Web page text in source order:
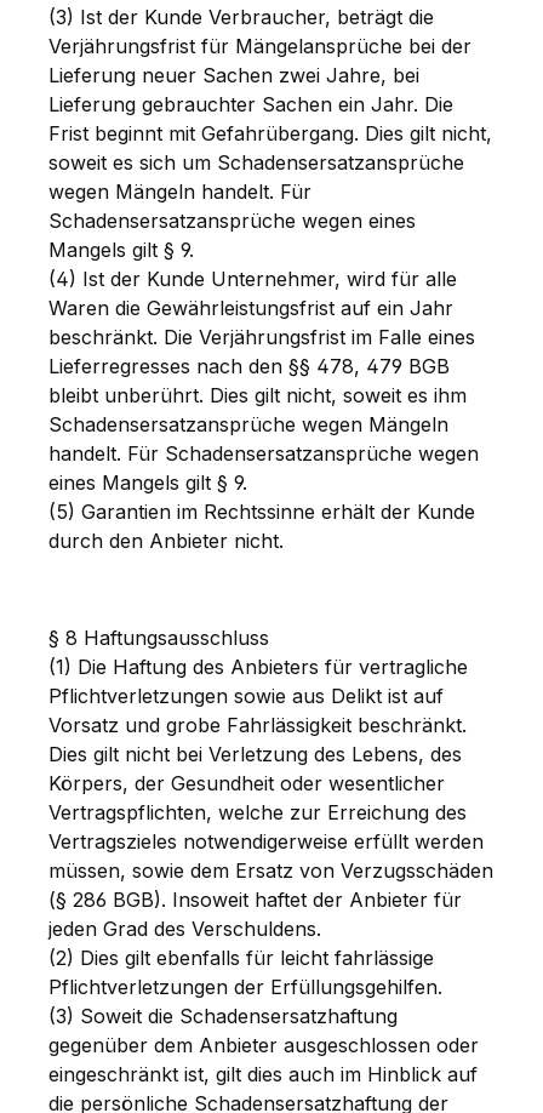
(3) Ist der Kunde Verbraucher, beträgt die
Verjährungsfrist für Mängelansprüche bei der
Lieferung neuer Sachen zwei Jahre, bei
Lieferung gebrauchter Sachen ein Jahr. Die
Frist beginnt mit Gefahrübergang. Dies gilt nicht,
soweit es sich um Schadensersatzansprüche
wegen Mängeln handelt. Für
Schadensersatzansprüche wegen eines
Mangels gilt § 9.
(4) Ist der Kunde Unternehmer, wird für alle
Waren die Gewährleistungsfrist auf ein Jahr
beschränkt. Die Verjährungsfrist im Falle eines
Lieferregresses nach den §§ 478, 479 BGB
bleibt unberührt. Dies gilt nicht, soweit es ihm
Schadensersatzansprüche wegen Mängeln
handelt. Für Schadensersatzansprüche wegen
eines Mangels gilt § 9.
(5) Garantien im Rechtssinne erhält der Kunde
durch den Anbieter nicht.
§ 8 Haftungsausschluss
(1) Die Haftung des Anbieters für vertragliche
Pflichtverletzungen sowie aus Delikt ist auf
Vorsatz und grobe Fahrlässigkeit beschränkt.
Dies gilt nicht bei Verletzung des Lebens, des
Körpers, der Gesundheit oder wesentlicher
Vertragspflichten, welche zur Erreichung des
Vertragszieles notwendigerweise erfüllt werden
müssen, sowie dem Ersatz von Verzugsschäden
(§ 286 BGB). Insoweit haftet der Anbieter für
jeden Grad des Verschuldens.
(2) Dies gilt ebenfalls für leicht fahrlässige
Pflichtverletzungen der Erfüllungsgehilfen.
(3) Soweit die Schadensersatzhaftung
gegenüber dem Anbieter ausgeschlossen oder
eingeschränkt ist, gilt dies auch im Hinblick auf
die persönliche Schadensersatzhaftung der